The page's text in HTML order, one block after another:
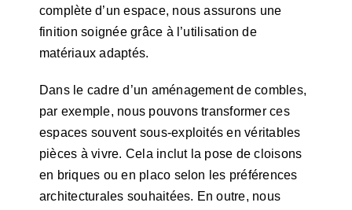
complète d’un espace, nous assurons une
finition soignée grâce à l’utilisation de
matériaux adaptés.
Dans le cadre d’un aménagement de combles,
par exemple, nous pouvons transformer ces
espaces souvent sous-exploités en véritables
pièces à vivre. Cela inclut la pose de cloisons
en briques ou en placo selon les préférences
architecturales souhaitées. En outre, nous